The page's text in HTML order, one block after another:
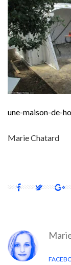
une-maison-de-
Marie Chatard